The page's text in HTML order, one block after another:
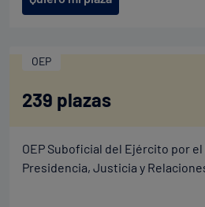
OEP
239 plazas
OEP Suboficial del Ejército por
Presidencia, Justicia y